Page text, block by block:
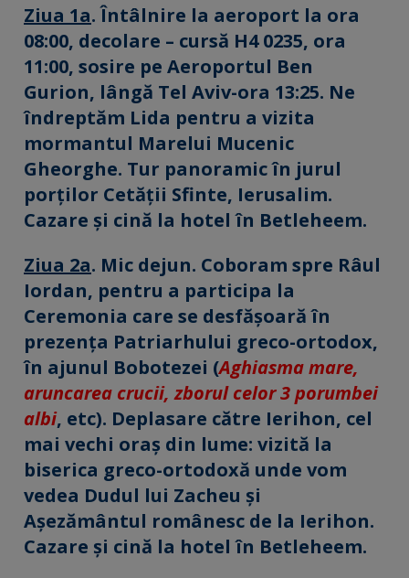
Ziua 1a. Întâlnire la aeroport la ora
08:00, decolare – cursă H4 0235, ora
11:00, sosire pe Aeroportul Ben
Gurion, lângă Tel Aviv-ora 13:25. Ne
îndreptăm Lida pentru a vizita
mormantul Marelui Mucenic
Gheorghe. Tur panoramic în jurul
porților Cetății Sfinte, Ierusalim.
Cazare și cină la hotel în Betleheem.
Ziua 2a. Mic dejun. Coboram spre Râul
Iordan, pentru a participa la
Ceremonia care se desfăşoară în
prezenţa Patriarhului greco-ortodox,
în ajunul Bobotezei (Aghiasma mare,
aruncarea crucii, zborul celor 3 porumbei
albi, etc). Deplasare către Ierihon, cel
mai vechi oraș din lume: vizită la
biserica greco-ortodoxă unde vom
vedea Dudul lui Zacheu și
Așezământul românesc de la Ierihon.
Cazare și cină la hotel în Betleheem.